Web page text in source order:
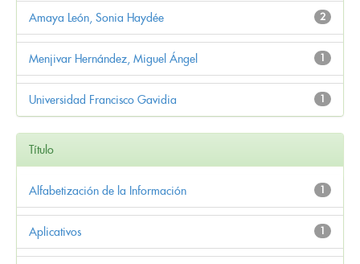
2
Amaya León, Sonia Haydée
1
Menjivar Hernández, Miguel Ángel
1
Universidad Francisco Gavidia
Título
1
Alfabetización de la Información
1
Aplicativos